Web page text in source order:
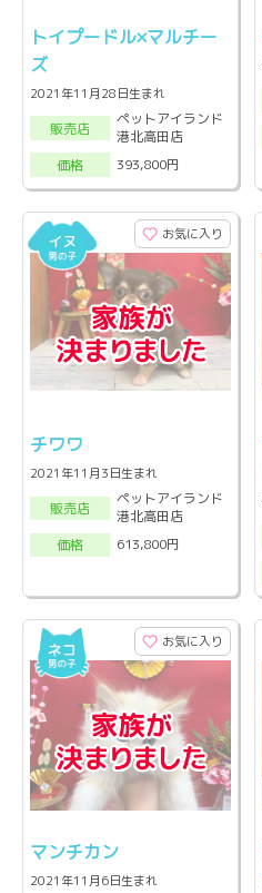
トイプードル×マルチー
ズ
2021年11月28日生まれ
販売店
ペットアイランド
港北高田店
価格
393,800円
お気に入り
チワワ
2021年11月3日生まれ
販売店
ペットアイランド
港北高田店
価格
613,800円
お気に入り
マンチカン
2021年11月6日生まれ